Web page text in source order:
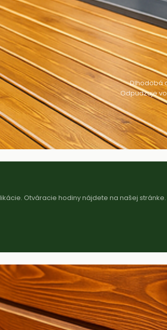
Dlhodobá
Odpudzuje
Otváracie hodiny nájdete na našej stránke.